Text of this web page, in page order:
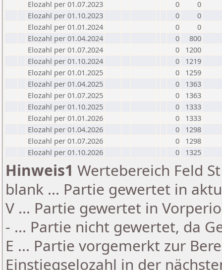
Elozahl per 01.07.2023
0
0
Elozahl per 01.10.2023
0
0
Elozahl per 01.01.2024
0
0
Elozahl per 01.04.2024
0
800
Elozahl per 01.07.2024
0
1200
Elozahl per 01.10.2024
0
1219
Elozahl per 01.01.2025
0
1259
Elozahl per 01.04.2025
0
1363
Elozahl per 01.07.2025
0
1363
Elozahl per 01.10.2025
0
1333
Elozahl per 01.01.2026
0
1333
Elozahl per 01.04.2026
0
1298
Elozahl per 01.07.2026
0
1298
Elozahl per 01.10.2026
0 1325
Hinweis1 Wertebereich Feld
blank ... Partie gewertet in
V ... Partie gewertet in
- ... Partie nicht gewertet, da
E ... Partie vorgemerkt zur
Einstiegselozahl in der